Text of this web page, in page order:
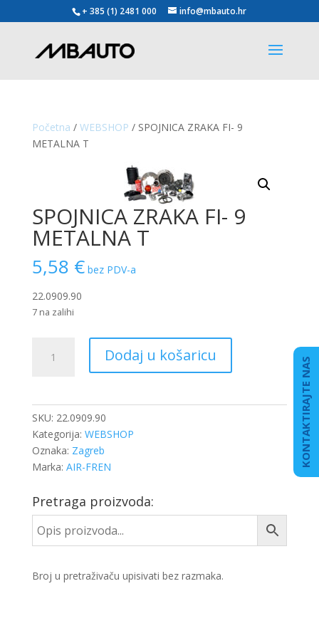
+ 385 (1) 2481 000 info@mbauto.hr
Početna / WEBSHOP / SPOJNICA ZRAKA FI- 9
METALNA T
SPOJNICA ZRAKA FI- 9
METALNA T
5,58 € bez PDV-a
22.0909.90
7 na zalihi
ZRAKA
količina
Dodaj u košaricu
SKU: 22.0909.90
Kategorija: WEBSHOP
Oznaka: Zagreb
Marka: AIR-FREN
Pretraga proizvoda:
Broj u pretraživaču upisivati bez razmaka.
KONTAKTIRAJTE NAS